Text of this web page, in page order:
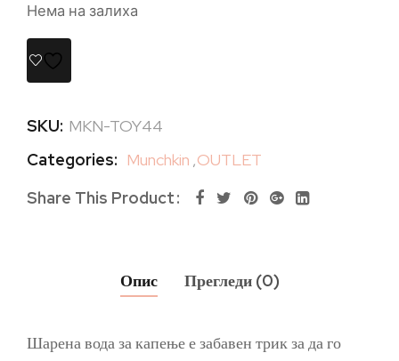
Нема на залиха
SKU: MKN-TOY44
Categories: Munchkin ,OUTLET
Share This Product
Опис Прегледи (0)
Шарена вода за капење е забавен трик за да го